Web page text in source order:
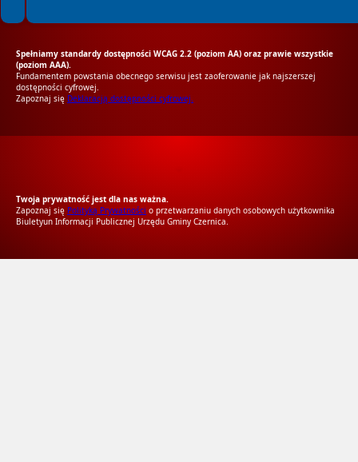
Spełniamy standardy dostępności WCAG 2.2 (poziom AA) oraz prawie wszystkie
(poziom AAA).
Fundamentem powstania obecnego serwisu jest zaoferowanie jak najszerszej
dostępności cyfrowej.
Zapoznaj się Deklaracją dostępności cyfrowej.
Twoja prywatność jest dla nas ważna.
Zapoznaj się Polityką Prywatności o przetwarzaniu danych osobowych użytkownika
Biuletyun Informacji Publicznej Urzędu Gminy Czernica.